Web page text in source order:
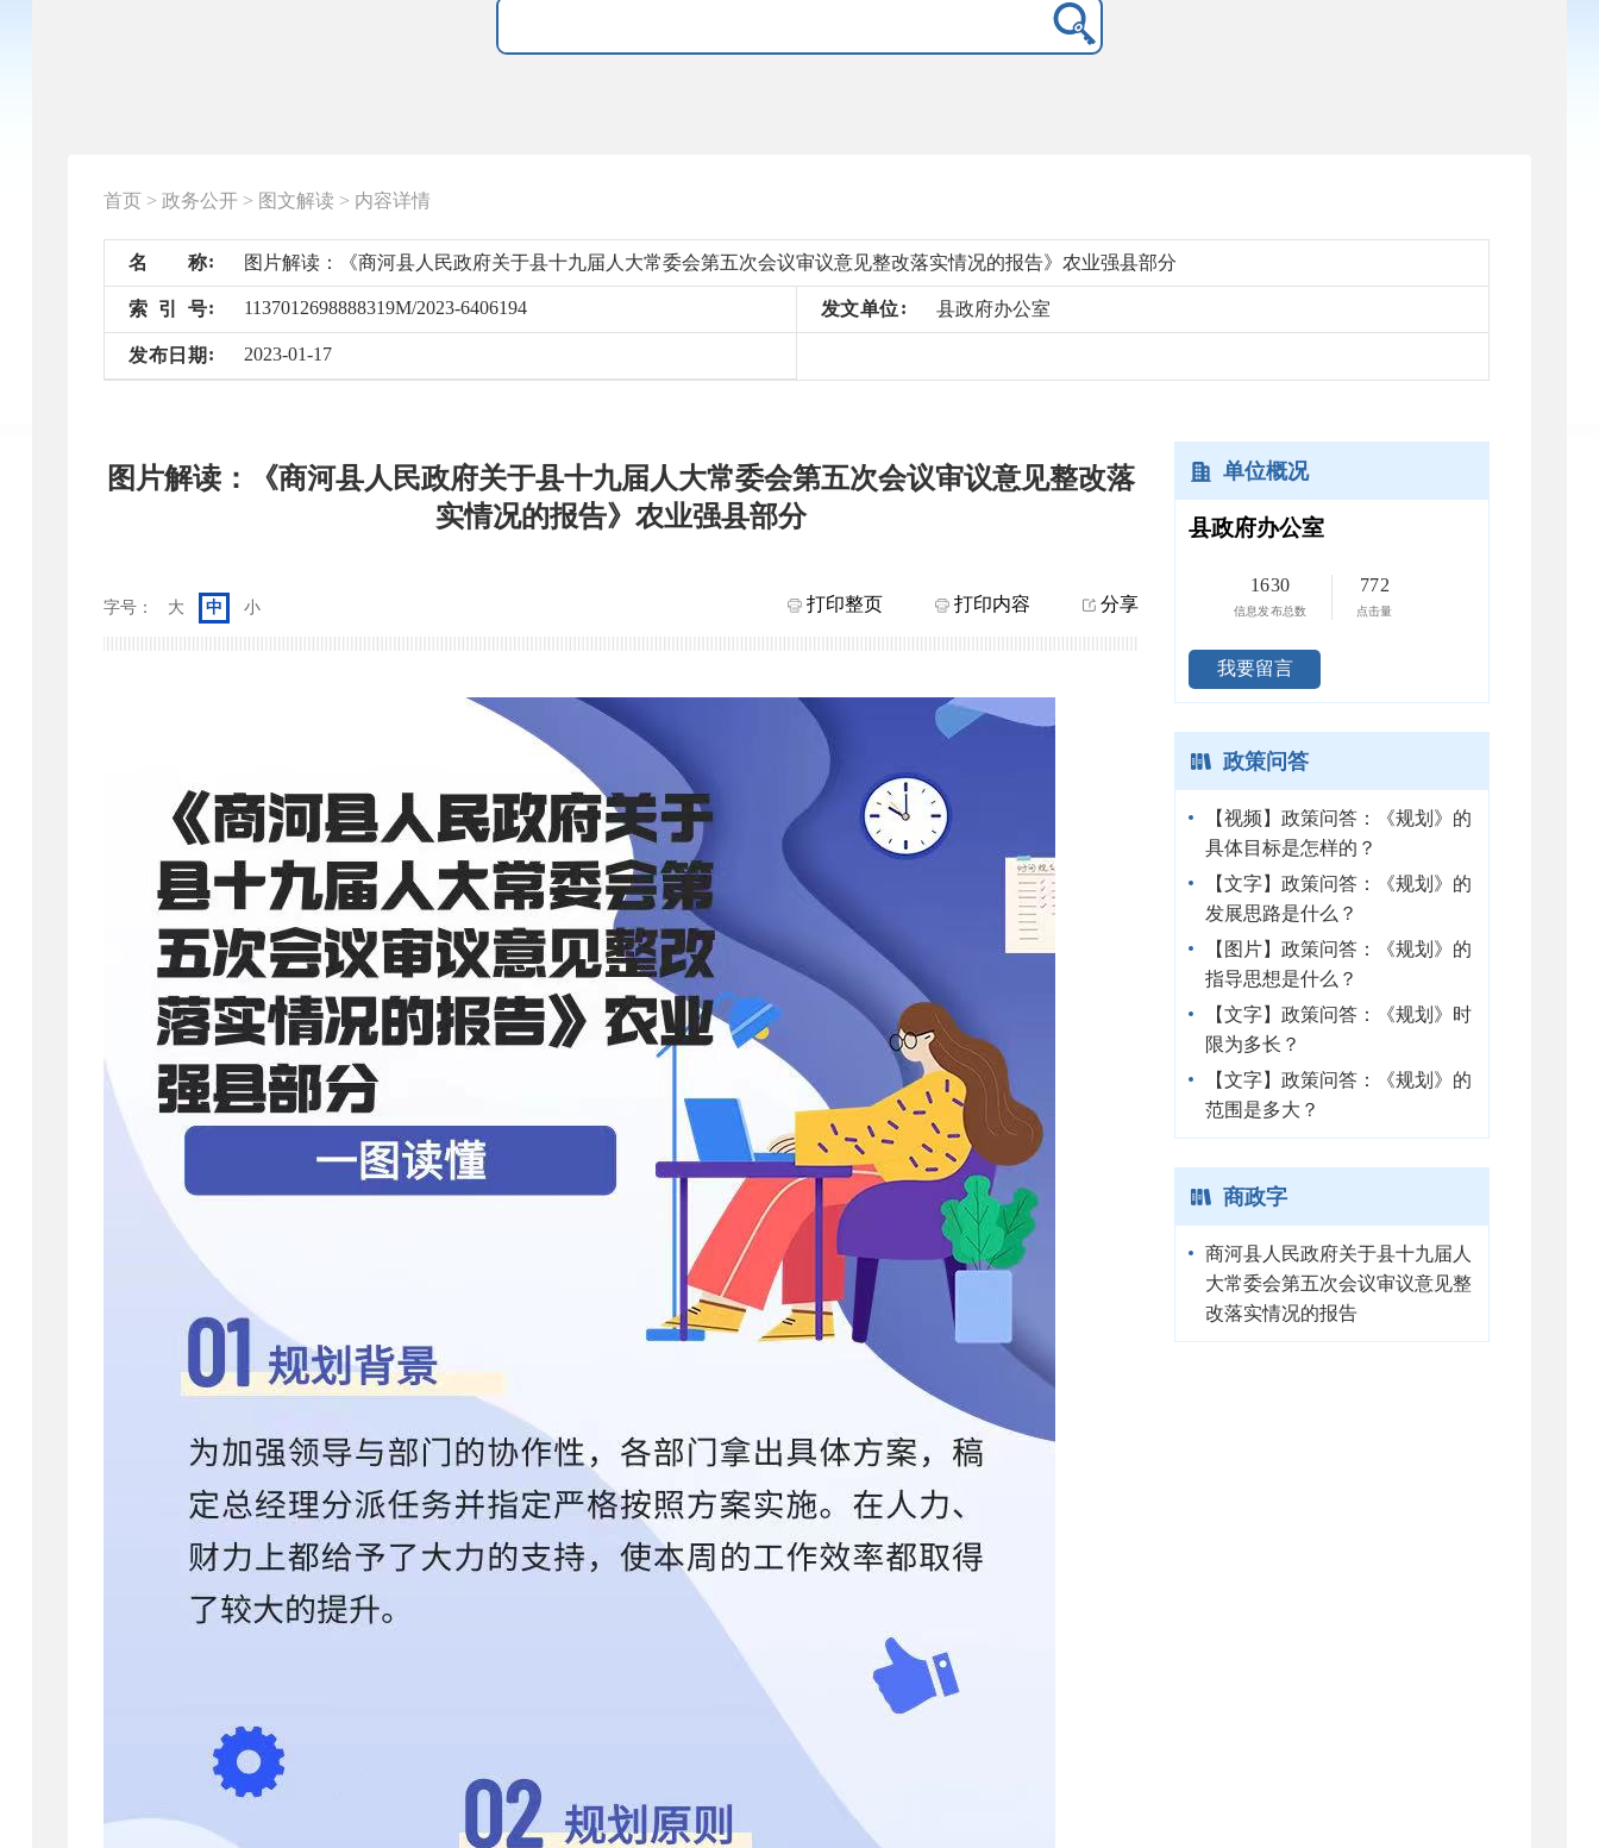
首页 > 政务公开 > 图文解读 > 内容详情
名 称 图片解读：《商河县人民政府关于县十九届人大常委会第五次会议审议意见整改落实情况的报告》农业强县部分
索 引 号 1137012698888319M/2023-6406194 发文单位 县政府办公室
发布 日 期 2023-01-17
图片解读：《商河县人民政府关于县十九届人大常委会第五次会议审议意见整改落
实情况的报告》农业强县部分
字号： 大 中 小 打印整页 打印内容 分享
单位概况
县政府办公室
1630
信息发布总数
772
点击量
我要留言
政策问答
【视频】政策问答：《规划》的
具体目标是怎样的？
【文字】政策问答：《规划》的
发展思路是什么？
【图片】政策问答：《规划》的
指导思想是什么？
【文字】政策问答：《规划》时
限为多长？
【文字】政策问答：《规划》的
范围是多大？
商政字
商河县人民政府关于县十九届人
大常委会第五次会议审议意见整
改落实情况的报告